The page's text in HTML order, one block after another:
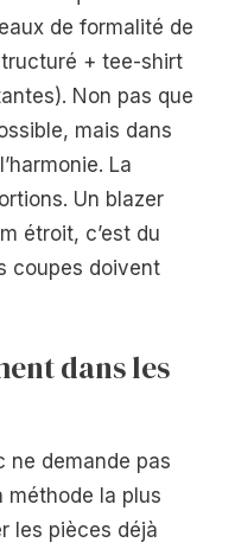
de formalité de
+ tee-shirt
Non pas que
mais dans
La
Un blazer
étroit, c’est du
coupes doivent
dans les
ne demande pas
méthode la plus
les pièces déjà